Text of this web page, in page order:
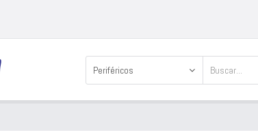
Periféricos